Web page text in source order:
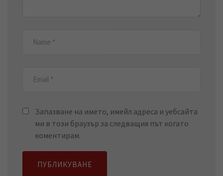
Запазване на името, имейл адреса и уебсайта
ми в този браузър за следващия път когато
коментирам.